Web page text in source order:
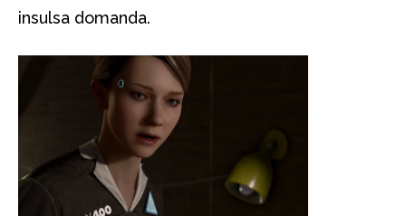
insulsa domanda.